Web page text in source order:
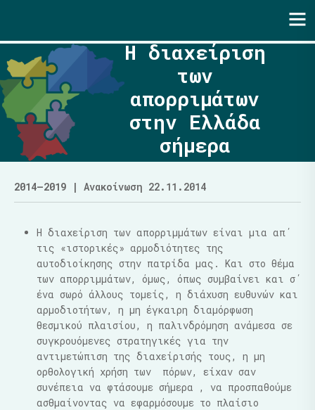
Η διαχείριση
των
απορριμάτων
στην Ελλάδα
σήμερα
2014–2019 | Ανακοίνωση 22.11.2014
Η διαχείριση των απορριμμάτων είναι μια απ΄
τις «ιστορικές» αρμοδιότητες της
αυτοδιοίκησης στην πατρίδα μας. Και στο θέμα
των απορριμμάτων, όμως, όπως συμβαίνει και σ΄
ένα σωρό άλλους τομείς, η διάχυση ευθυνών και
αρμοδιοτήτων, η μη έγκαιρη διαμόρφωση
θεσμικού πλαισίου, η παλινδρόμηση ανάμεσα σε
συγκρουόμενες στρατηγικές για την
αντιμετώπιση της διαχείρισής τους, η μη
ορθολογική χρήση των πόρων, είχαν σαν
συνέπεια να φτάσουμε σήμερα , να προσπαθούμε
ασθμαίνοντας να εφαρμόσουμε το πλαίσιο